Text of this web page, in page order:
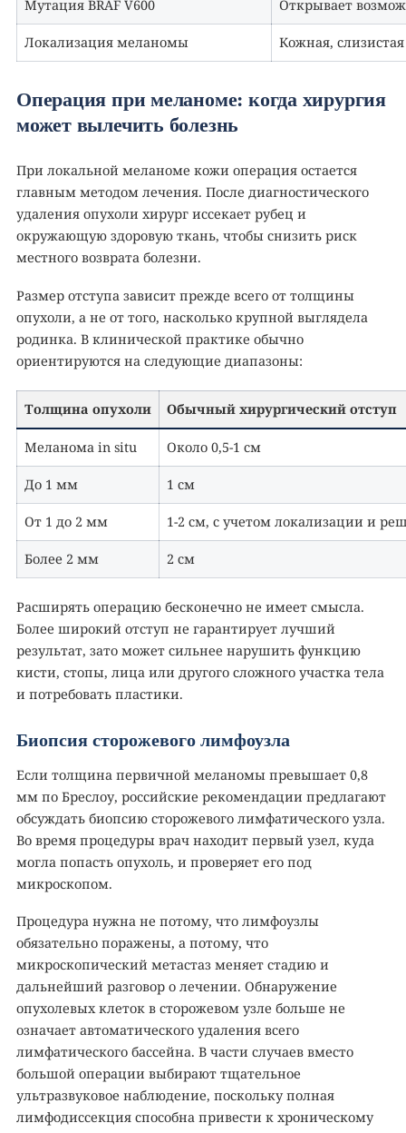
Мутация BRAF V600 Открывает
Локализация меланомы Кожная,
Операция при меланоме: когда хирургия
может вылечить болезнь
При локальной меланоме кожи операция остается
главным методом лечения. После диагностического
удаления опухоли хирург иссекает рубец и
окружающую здоровую ткань, чтобы снизить риск
местного возврата болезни.
Размер отступа зависит прежде всего от толщины
опухоли, а не от того, насколько крупной выглядела
родинка. В клинической практике обычно
ориентируются на следующие диапазоны:
Толщина опухоли Обычный хирургический отступ
Меланома in situ Около 0,5-1 см
До 1 мм 1 см
От 1 до 2 мм 1-2 см, с учетом локализации и
Более 2 мм 2 см
Расширять операцию бесконечно не имеет смысла.
Более широкий отступ не гарантирует лучший
результат, зато может сильнее нарушить функцию
кисти, стопы, лица или другого сложного участка тела
и потребовать пластики.
Биопсия сторожевого лимфоузла
Если толщина первичной меланомы превышает 0,8
мм по Бреслоу, российские рекомендации предлагают
обсуждать биопсию сторожевого лимфатического узла.
Во время процедуры врач находит первый узел, куда
могла попасть опухоль, и проверяет его под
микроскопом.
Процедура нужна не потому, что лимфоузлы
обязательно поражены, а потому, что
микроскопический метастаз меняет стадию и
дальнейший разговор о лечении. Обнаружение
опухолевых клеток в сторожевом узле больше не
означает автоматического удаления всего
лимфатического бассейна. В части случаев вместо
большой операции выбирают тщательное
ультразвуковое наблюдение, поскольку полная
лимфодиссекция способна привести к хроническому